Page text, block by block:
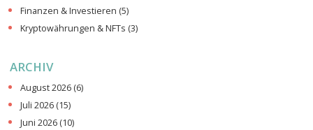
Finanzen & Investieren (5)
Kryptowährungen & NFTs (3)
ARCHIV
August 2026 (6)
Juli 2026 (15)
Juni 2026 (10)